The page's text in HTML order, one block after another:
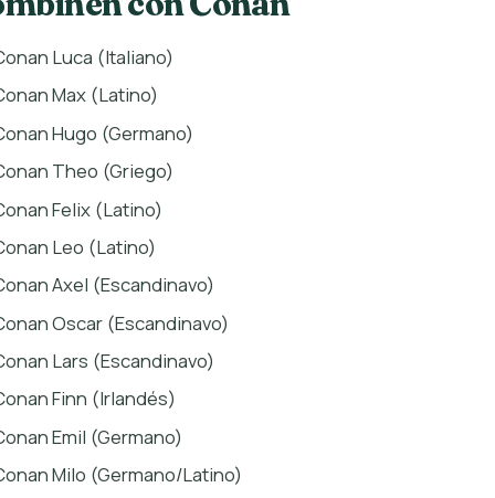
Luca (Italiano)
Max (Latino)
Hugo (Germano)
Theo (Griego)
Felix (Latino)
Leo (Latino)
Axel (Escandinavo)
Oscar (Escandinavo)
Lars (Escandinavo)
Finn (Irlandés)
Emil (Germano)
Milo (Germano/Latino)